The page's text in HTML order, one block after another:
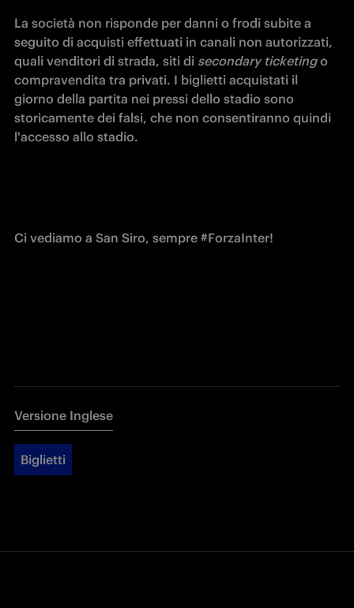
La società non risponde per danni o frodi subite a
seguito di acquisti effettuati in canali non autorizzati,
quali venditori di strada, siti di secondary ticketing o
compravendita tra privati. I biglietti acquistati il
giorno della partita nei pressi dello stadio sono
storicamente dei falsi, che non consentiranno quindi
l'accesso allo stadio.
Ci vediamo a San Siro, sempre #ForzaInter!
Versione Inglese
Biglietti